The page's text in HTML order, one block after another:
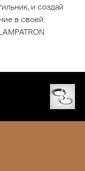
и создай
в своей